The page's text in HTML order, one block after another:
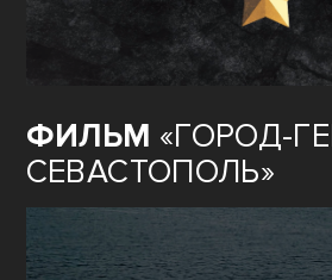
ФИЛЬМ «ГОРОД-
СЕВАСТОПОЛЬ»